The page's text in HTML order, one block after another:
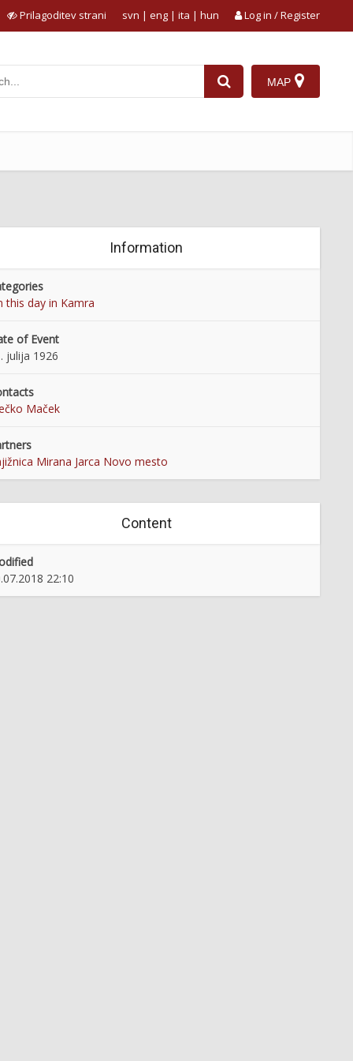
Prilagoditev strani Log in / Register
svn | eng | ita | hun
MAP
Information
this day in Kamra
of Event
julija 1926
Maček
Mirana Jarca Novo mesto
Content
22:10